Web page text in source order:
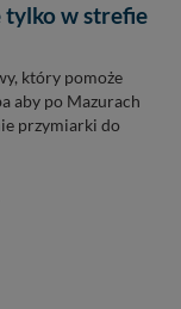
tylko w strefie
który pomoże
aby po Mazurach
przymiarki do